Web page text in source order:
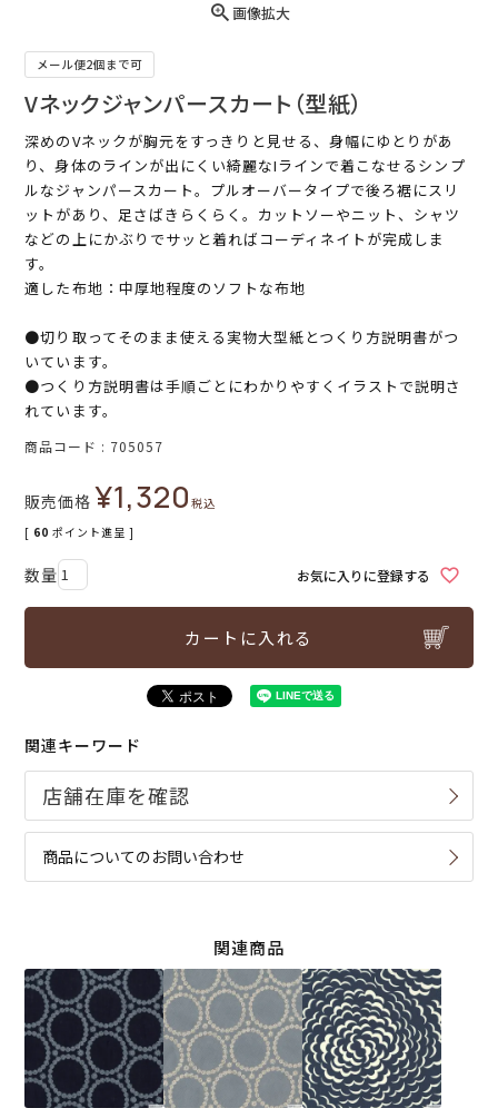
画像拡大
メール便2個まで可
Vネックジャンパースカート（型紙）
深めのVネックが胸元をすっきりと見せる、身幅にゆとりがあ
り、身体のラインが出にくい綺麗なIラインで着こなせるシンプ
ルなジャンパースカート。プルオーバータイプで後ろ裾にスリ
ットがあり、足さばきらくらく。カットソーやニット、シャツ
などの上にかぶりでサッと着ればコーディネイトが完成しま
す。
適した布地：中厚地程度のソフトな布地
●切り取ってそのまま使える実物大型紙とつくり方説明書がつ
いています。
●つくり方説明書は手順ごとにわかりやすくイラストで説明さ
れています。
商品コード 705057
販売価格 ¥1,320税込
[ 60 ポイント進呈 ]
お気に入りに登録する
カートに入れる
関連キーワード
商品についてのお問い合わせ
関連商品